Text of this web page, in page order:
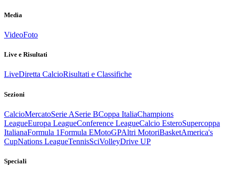
Media
VideoFoto
Live e Risultati
LiveDiretta CalcioRisultati e Classifiche
Sezioni
CalcioMercatoSerie ASerie BCoppa ItaliaChampions
LeagueEuropa LeagueConference LeagueCalcio EsteroSupercoppa
ItalianaFormula 1Formula EMotoGPAltri MotoriBasketAmerica's
CupNations LeagueTennisSciVolleyDrive UP
Speciali